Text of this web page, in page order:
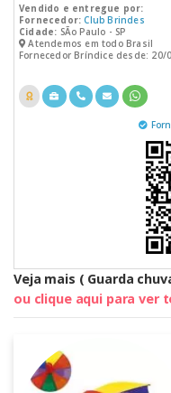
Vendido e entregue por:
Fornecedor: Club Brindes
Cidade: SÃo Paulo - SP
Atendemos em todo Brasil
Fornecedor Bríndice desde: 20/
Veja mais ( Guarda
ou clique aqui para ver